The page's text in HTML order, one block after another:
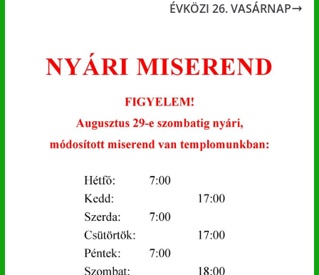
ÉVKÖZI 26. VASÁRNAP